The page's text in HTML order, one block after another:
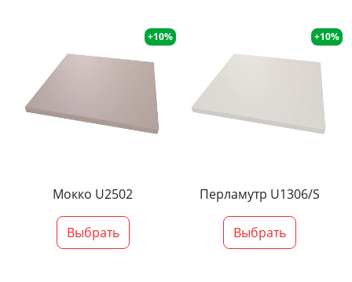
+10%
Мокко U2502
Выбрать
+10%
Перламутр U1306/S
Выбрать